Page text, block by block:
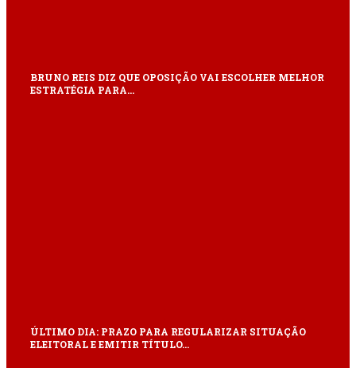
BRUNO REIS DIZ QUE OPOSIÇÃO VAI ESCOLHER MELHOR
ESTRATÉGIA PARA…
ÚLTIMO DIA: PRAZO PARA REGULARIZAR SITUAÇÃO
ELEITORAL E EMITIR TÍTULO…